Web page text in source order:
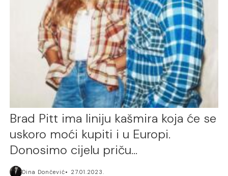
Brad Pitt ima liniju kašmira koja će se
uskoro moći kupiti i u Europi.
Donosimo cijelu priču…
Dina Dončević 27.01.2023.